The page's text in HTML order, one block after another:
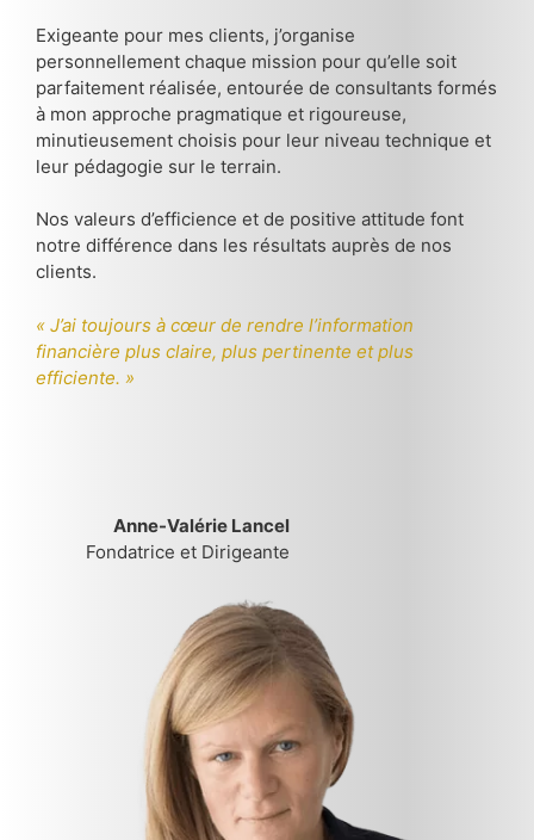
Exigeante pour mes clients, j’organise
personnellement chaque mission pour qu’elle soit
parfaitement réalisée, entourée de consultants formés
à mon approche pragmatique et rigoureuse,
minutieusement choisis pour leur niveau technique et
leur pédagogie sur le terrain.
Nos valeurs d’efficience et de positive attitude font
notre différence dans les résultats auprès de nos
clients.
« J’ai toujours à cœur de rendre l’information
financière plus claire, plus pertinente et plus
efficiente. »
Anne-Valérie Lancel
Fondatrice et Dirigeante